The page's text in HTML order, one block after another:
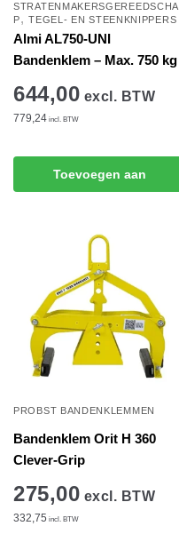
STRATENMAKERSGEREEDSCHA
P,TEGEL- EN STEENKNIPPERS
Almi AL750-UNI
Bandenklem – Max. 750 kg
644,00 excl. BTW
779,24 incl. BTW
Toevoegen aan
PROBST BANDENKLEMMEN
Bandenklem Orit H 360
Clever-Grip
275,00 excl. BTW
332,75 incl. BTW